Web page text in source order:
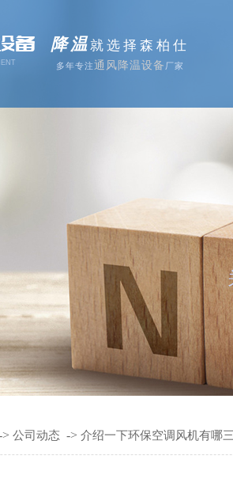
备 降温就选择森柏仕
多年专注通风降温设备 厂家
> 公司动态 -> 介绍一下环保空调风机有哪